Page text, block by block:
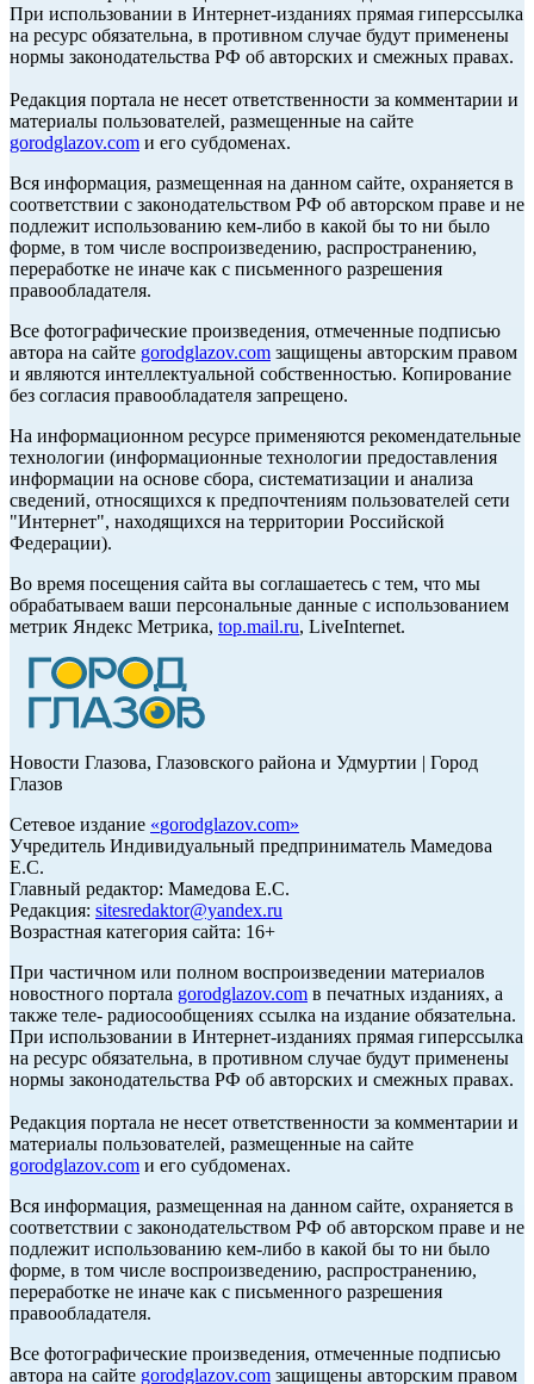
При использовании в Интернет-изданиях прямая гиперссылка
на ресурс обязательна, в противном случае будут применены
нормы законодательства РФ об авторских и смежных правах.
Редакция портала не несет ответственности за комментарии и
материалы пользователей, размещенные на сайте
gorodglazov.com и его субдоменах.
Вся информация, размещенная на данном сайте, охраняется в
соответствии с законодательством РФ об авторском праве и не
подлежит использованию кем-либо в какой бы то ни было
форме, в том числе воспроизведению, распространению,
переработке не иначе как с письменного разрешения
правообладателя.
Все фотографические произведения, отмеченные подписью
автора на сайте gorodglazov.com защищены авторским правом
и являются интеллектуальной собственностью. Копирование
без согласия правообладателя запрещено.
На информационном ресурсе применяются рекомендательные
технологии (информационные технологии предоставления
информации на основе сбора, систематизации и анализа
сведений, относящихся к предпочтениям пользователей сети
"Интернет", находящихся на территории Российской
Федерации).
Во время посещения сайта вы соглашаетесь с тем, что мы
обрабатываем ваши персональные данные с использованием
метрик Яндекс Метрика, top.mail.ru, LiveInternet.
Новости Глазова, Глазовского района и Удмуртии | Город
Глазов
Сетевое издание «gorodglazov.com»
Учредитель Индивидуальный предприниматель Мамедова
Е.С.
Главный редактор: Мамедова Е.С.
Редакция: sitesredaktor@yandex.ru
Возрастная категория сайта: 16+
При частичном или полном воспроизведении материалов
новостного портала gorodglazov.com в печатных изданиях, а
также теле- радиосообщениях ссылка на издание обязательна.
При использовании в Интернет-изданиях прямая гиперссылка
на ресурс обязательна, в противном случае будут применены
нормы законодательства РФ об авторских и смежных правах.
Редакция портала не несет ответственности за комментарии и
материалы пользователей, размещенные на сайте
gorodglazov.com и его субдоменах.
Вся информация, размещенная на данном сайте, охраняется в
соответствии с законодательством РФ об авторском праве и не
подлежит использованию кем-либо в какой бы то ни было
форме, в том числе воспроизведению, распространению,
переработке не иначе как с письменного разрешения
правообладателя.
Все фотографические произведения, отмеченные подписью
автора на сайте gorodglazov.com защищены авторским правом